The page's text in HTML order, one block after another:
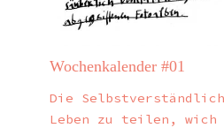
Wochenkalender #01
Die
Leben zu teilen, wich